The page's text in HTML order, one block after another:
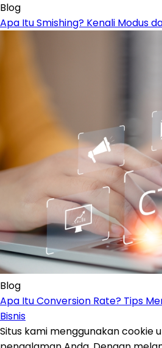
Blog
Apa Itu Smishing? Kenali Modus
Blog
Apa Itu Conversion Rate? Tips
Bisnis
Situs kami menggunakan cookie